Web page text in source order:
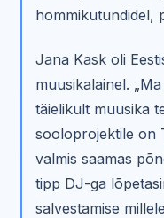
hommikutundidel,
Jana Kask oli
muusikalainel.
täielikult muusika
sooloprojektile on
valmis saamas
tipp DJ-ga
salvestamise